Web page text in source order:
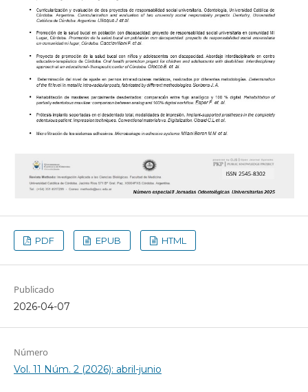
PDF EPUB HTML
Publicado
2026-04-07
Número
Vol. 11 Núm. 2 (2026): abril-junio